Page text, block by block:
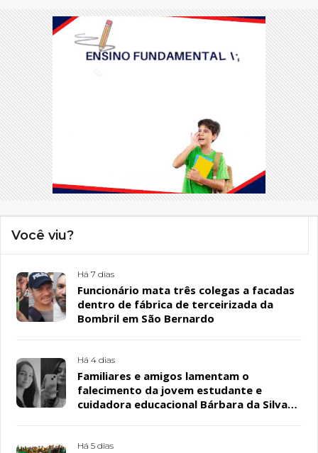
Você viu?
Há 7 dias
Funcionário mata três colegas a facadas
dentro de fábrica de terceirizada da
Bombril em São Bernardo
Há 4 dias
Familiares e amigos lamentam o
falecimento da jovem estudante e
cuidadora educacional Bárbara da Silva
Há 5 dias